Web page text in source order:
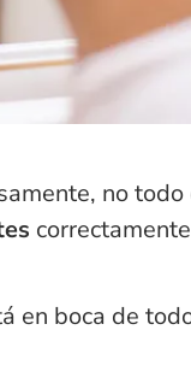
no
correctamente
en boca de